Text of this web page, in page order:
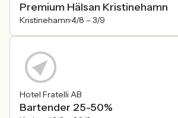
Premium Hälsan Kristinehamn
Kristinehamn4/8 – 3/9
Hotel Fratelli AB
Bartender 25-50%